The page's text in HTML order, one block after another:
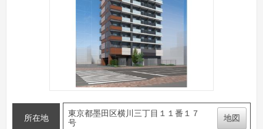
所在地
東京都墨田区横川三丁目１１番１７
号
地図